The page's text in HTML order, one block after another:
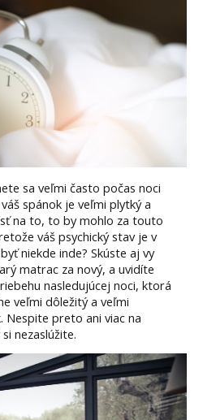
sa veľmi často počas noci
spánok je veľmi plytký a
na to, to by mohlo za touto
váš psychický stav je v
niekde inde? Skúste aj vy
matrac za nový, a uvidíte
nasledujúcej noci, ktorá
veľmi dôležitý a veľmi
Nespite preto ani viac na
nezaslúžite.